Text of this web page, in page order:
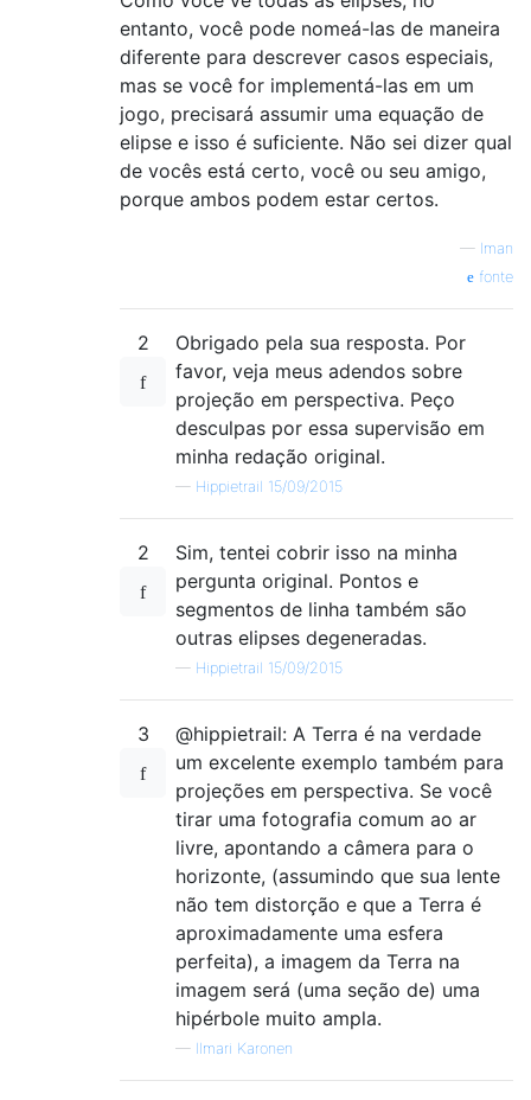
entanto, você pode nomeá-las de maneira
diferente para descrever casos especiais,
mas se você for implementá-las em um
jogo, precisará assumir uma equação de
elipse e isso é suficiente. Não sei dizer qual
de vocês está certo, você ou seu amigo,
porque ambos podem estar certos.
— Iman
fonte
2
Obrigado pela sua resposta. Por
favor, veja meus adendos sobre
projeção em perspectiva. Peço
desculpas por essa supervisão em
minha redação original.
— Hippietrail 15/09/2015
2
Sim, tentei cobrir isso na minha
pergunta original. Pontos e
segmentos de linha também são
outras elipses degeneradas.
— Hippietrail 15/09/2015
3
@hippietrail: A Terra é na verdade
um excelente exemplo também para
projeções em perspectiva. Se você
tirar uma fotografia comum ao ar
livre, apontando a câmera para o
horizonte, (assumindo que sua lente
não tem distorção e que a Terra é
aproximadamente uma esfera
perfeita), a imagem da Terra na
imagem será (uma seção de) uma
hipérbole muito ampla.
— Ilmari Karonen